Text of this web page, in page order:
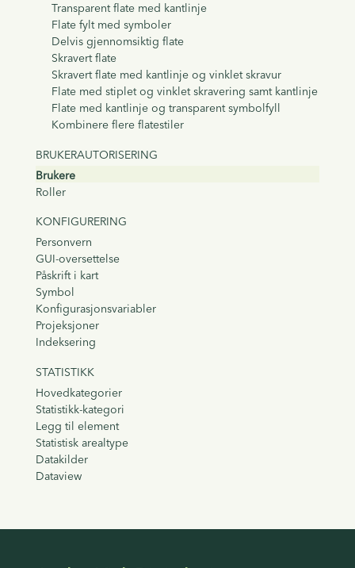
Transparent flate med kantlinje
Flate fylt med symboler
Delvis gjennomsiktig flate
Skravert flate
Skravert flate med kantlinje og vinklet skravur
Flate med stiplet og vinklet skravering samt kantlinje
Flate med kantlinje og transparent symbolfyll
Kombinere flere flatestiler
BRUKERAUTORISERING
Brukere
Roller
KONFIGURERING
Personvern
GUI-oversettelse
Påskrift i kart
Symbol
Konfigurasjonsvariabler
Projeksjoner
Indeksering
STATISTIKK
Hovedkategorier
Statistikk-kategori
Legg til element
Statistisk arealtype
Datakilder
Dataview